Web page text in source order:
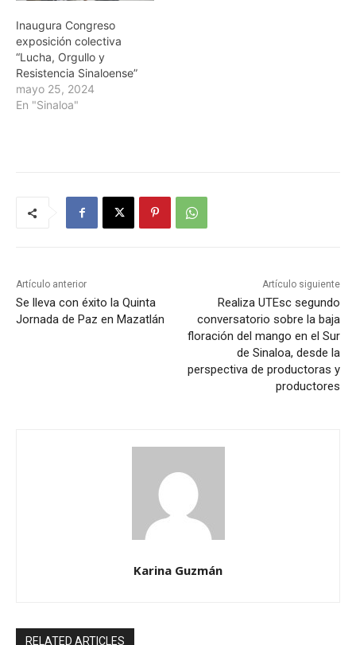
Inaugura Congreso
exposición colectiva
“Lucha, Orgullo y
Resistencia Sinaloense”
mayo 25, 2024
En "Sinaloa"
Artículo anterior
Se lleva con éxito la Quinta
Jornada de Paz en Mazatlán
Artículo siguiente
Realiza UTEsc segundo
conversatorio sobre la baja
floración del mango en el Sur
de Sinaloa, desde la
perspectiva de productoras y
productores
Karina Guzmán
RELATED ARTICLES